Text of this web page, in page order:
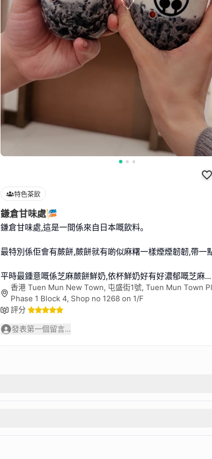
特色茶飲
鎌倉甘味處🎏
鎌倉甘味處,這是一間係來自日本嘅飲料｡
最特別係佢會有蕨餅,蕨餅就有啲似麻糬一樣煙煙韌韌,帶一
平時最鍾意嘅係芝麻蕨餅鮮奶,依杯鮮奶好有好濃郁嘅芝麻...
香港 Tuen Mun New Town, 屯盛街1號, Tuen Mun Town
Phase 1 Block 4, Shop no 1268 on 1/F
評分
發表第一個留言...